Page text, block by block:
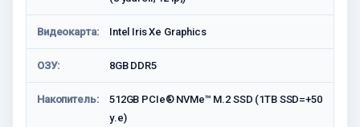
Видеокарта: Intel Iris Xe Graphics
ОЗУ: 8GB DDR5
Накопитель:
512GB PCIe® NVMe™ M.2 SSD (1TB SSD=+50
у.е)